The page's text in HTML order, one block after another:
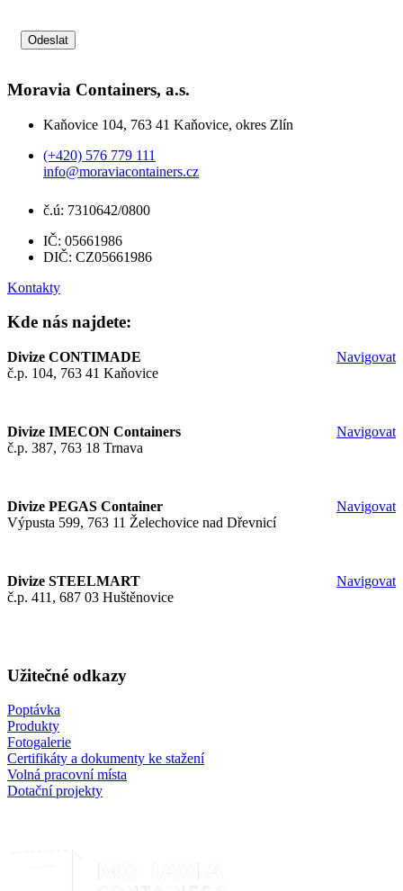
Odeslat
Moravia Containers, a.s.
Kaňovice 104, 763 41 Kaňovice, okres Zlín
(+420) 576 779 111
info@moraviacontainers.cz
č.ú: 7310642/0800
IČ: 05661986
DIČ: CZ05661986
Kontakty
Kde nás najdete:
Navigovat
Divize CONTIMADE
č.p. 104, 763 41 Kaňovice
Navigovat
Divize IMECON Containers
č.p. 387, 763 18 Trnava
Navigovat
Divize PEGAS Container
Výpusta 599, 763 11 Želechovice nad Dřevnicí
Navigovat
Divize STEELMART
č.p. 411, 687 03 Huštěnovice
Užitečné odkazy
Poptávka
Produkty
Fotogalerie
Certifikáty a dokumenty ke stažení
Volná pracovní místa
Dotační projekty